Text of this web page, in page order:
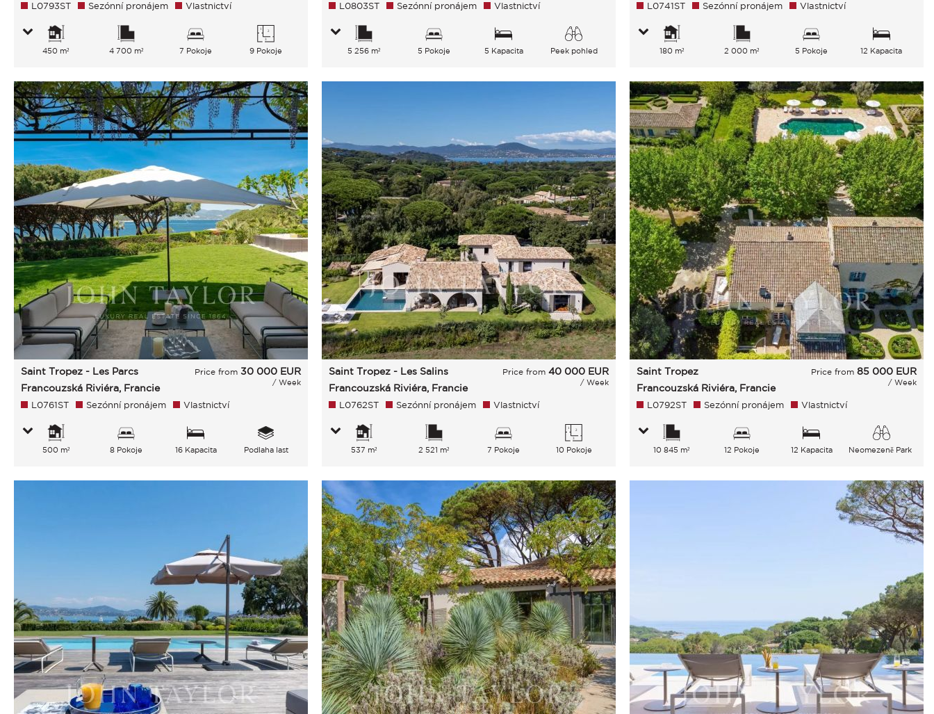
L0793ST Sezónní pronájem Vlastnictví
450 m² 4 700 m² 7 Pokoje 9 Pokoje
L0803ST Sezónní pronájem Vlastnictví
5 256 m² 5 Pokoje 5 Kapacita
Peek pohled
L0741ST Sezónní pronájem Vlastnictví
180 m² 2 000 m² 5 Pokoje 12 Kapacita
Saint Tropez - Les Parcs
Francouzská Riviéra, Francie
Price from 30 000 EUR
/ Week
L0761ST Sezónní pronájem Vlastnictví
500 m² 8 Pokoje 16 Kapacita Podlaha last
Saint Tropez - Les Salins
Francouzská Riviéra, Francie
Price from 40 000 EUR
/ Week
L0762ST Sezónní pronájem Vlastnictví
537 m² 2 521 m² 7 Pokoje 10 Pokoje
Saint Tropez
Francouzská Riviéra, Francie
Price from 85 000 EUR
/ Week
L0792ST Sezónní pronájem Vlastnictví
10 845 m² 12 Pokoje 12 Kapacita Neomezeně Park